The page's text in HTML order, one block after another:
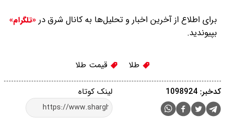
برای اطلاع از آخرین اخبار و تحلیل‌ها به کانال شرق در «تلگرام»
بپیوندید.
طلا قیمت طلا
لینک کوتاه کدخبر: 1098924